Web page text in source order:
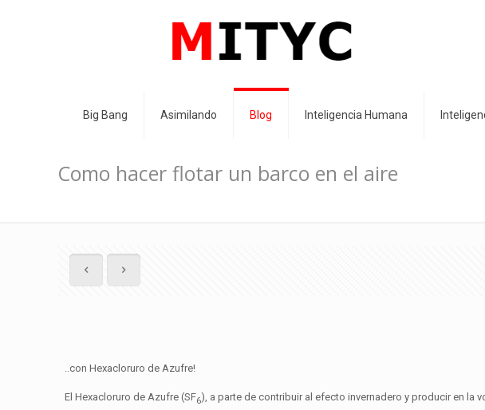
Big Bang Asimilando Blog Inteligencia Humana
Como hacer flotar un barco en el aire
..con Hexacloruro de Azufre!
El Hexacloruro de Azufre (SF6), a parte de contribuir al efecto invernadero y producir en la